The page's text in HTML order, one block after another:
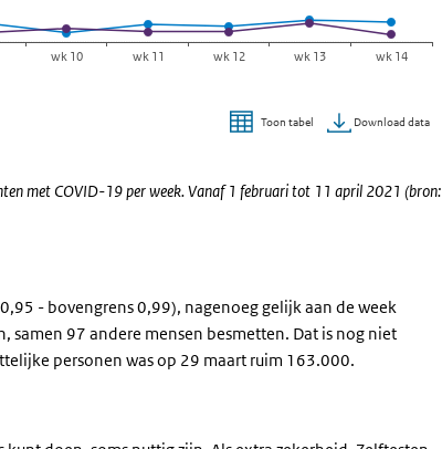
wk 10 wk 11 wk 12 wk 13 wk 14
Toon tabel Download data
met COVID-19 per week. Vanaf 1 februari tot 11 april 2021 (bron:
- bovengrens 0,99), nagenoeg gelijk aan de week
97 andere mensen besmetten. Dat is nog niet
personen was op 29 maart ruim 163.000.